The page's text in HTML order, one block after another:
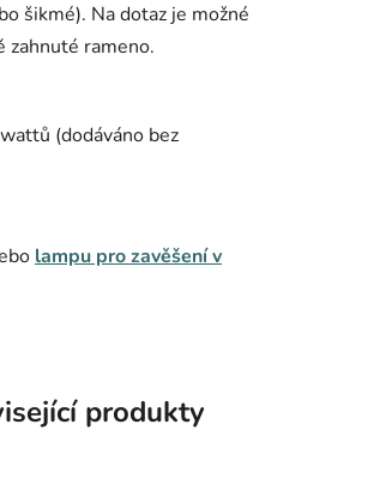
šikmé). Na dotaz je možné
rameno.
(dodáváno bez
lampu pro zavěšení v
produkty